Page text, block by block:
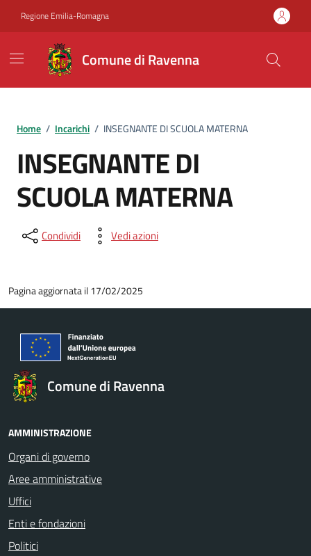
Regione Emilia-Romagna
Comune di Ravenna
Home / Incarichi / INSEGNANTE DI SCUOLA MATERNA
INSEGNANTE DI
SCUOLA MATERNA
Condividi Vedi azioni
Pagina aggiornata il 17/02/2025
Comune di Ravenna
AMMINISTRAZIONE
Organi di governo
Aree amministrative
Uffici
Enti e fondazioni
Politici